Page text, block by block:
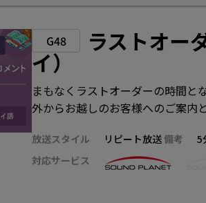
G48 ラストオー
イ）
まもなくラストオーダーの時間と
外からお越しのお客様へのご案内
放送スタイル リピート放送備考 5
対応サービス